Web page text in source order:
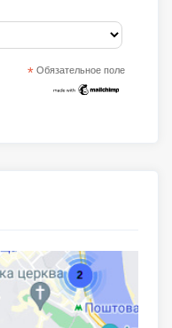
* Обязательное поле